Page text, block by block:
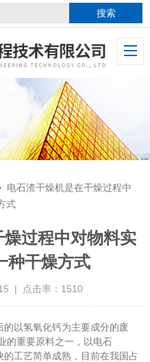
电石渣干燥机是在干燥过程中
式
过程中对物料实
种干燥方式
| 点击率：1510
以氢氧化钙为主要成分的废
的重要原料之一，以电石
工艺简单成熟，目前在我国占